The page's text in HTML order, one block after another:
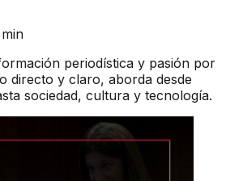
periodística y pasión por
directo y claro, aborda desde
sociedad, cultura y tecnología.